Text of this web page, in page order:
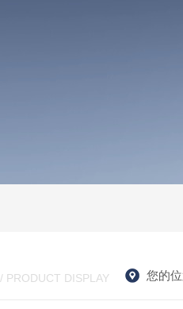
/ PRODUCT DISPLAY 您的位